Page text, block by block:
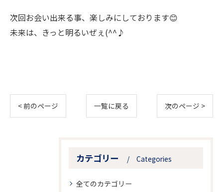
次回お会い出来る事、楽しみにしております😊
未来は、きっと明るいぜぇ(^^♪
< 前のページ 一覧に戻る 次のページ >
カテゴリー Categories
全てのカテゴリー